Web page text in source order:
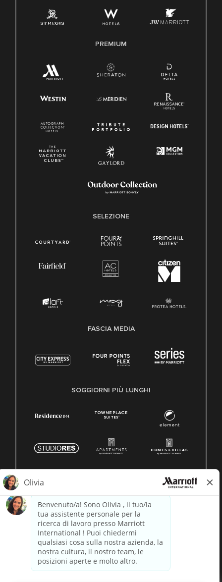
PREMIUM
SELEZIONE
FASCIA MEDIA
SOGGIORNI PIÙ LUNGHI